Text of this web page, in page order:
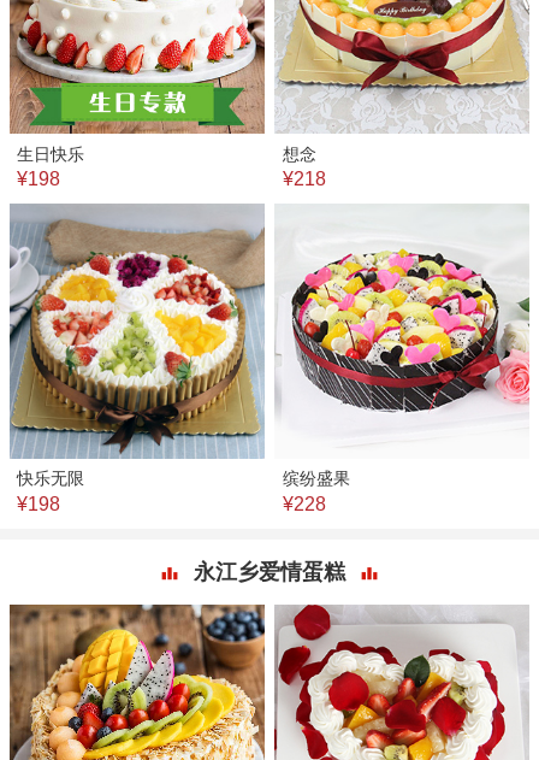
生日快乐
¥198
想念
¥218
快乐无限
¥198
缤纷盛果
¥228
永江乡爱情蛋糕